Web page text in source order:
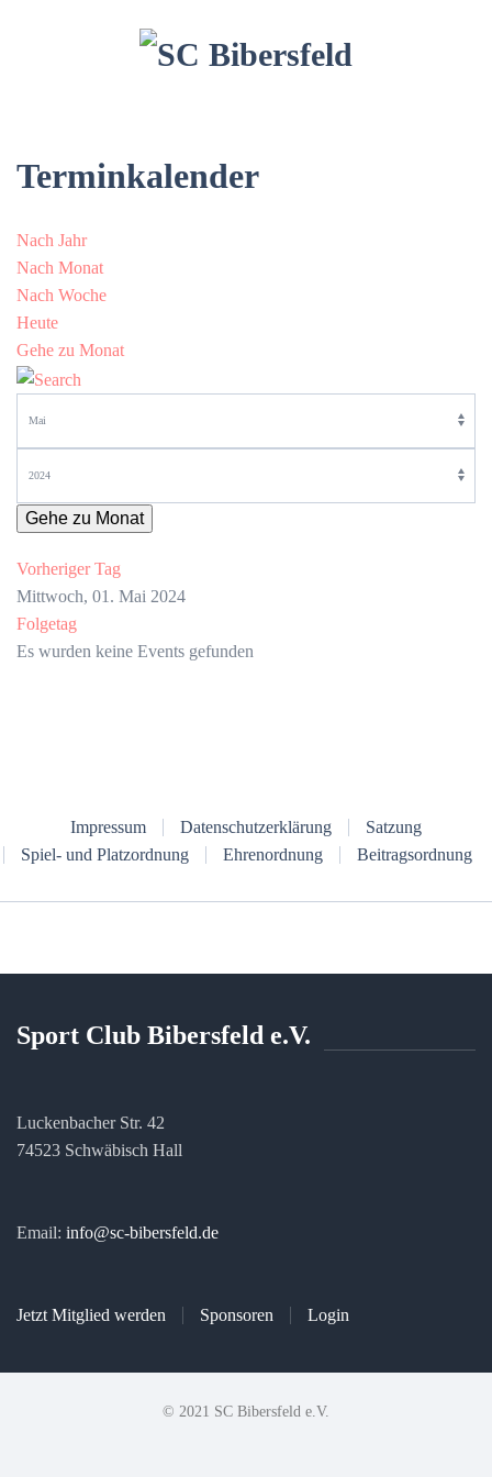
Terminkalender
Nach Jahr
Nach Monat
Nach Woche
Heute
Gehe zu Monat
Gehe zu Monat
Vorheriger Tag
Mittwoch, 01. Mai 2024
Folgetag
Es wurden keine Events gefunden
Impressum Datenschutzerklärung
Satzung
Spiel- und Platzordnung
Ehrenordnung Beitragsordnung
Sport Club Bibersfeld e.V.
Luckenbacher Str. 42
74523 Schwäbisch Hall
Email: info@sc-bibersfeld.de
Jetzt Mitglied werden Sponsoren Login
© 2021 SC Bibersfeld e.V.